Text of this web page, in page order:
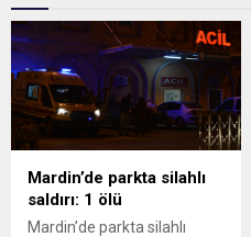
Mardin’de parkta silahlı
saldırı: 1 ölü
Mardin’de parkta silahlı